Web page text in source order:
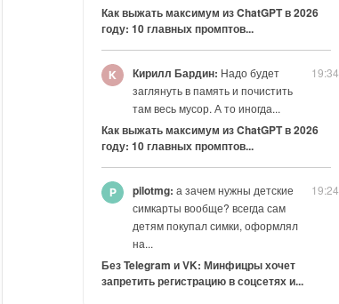
Как выжать максимум из ChatGPT в 2026
году: 10 главных промптов...
19:34
Кирилл Бардин: Надо будет
заглянуть в память и почистить
там весь мусор. А то иногда...
Как выжать максимум из ChatGPT в 2026
году: 10 главных промптов...
19:24
pilotmg: а зачем нужны детские
симкарты вообще? всегда сам
детям покупал симки, оформлял
на...
Без Telegram и VK: Минфицры хочет
запретить регистрацию в соцсетях и...